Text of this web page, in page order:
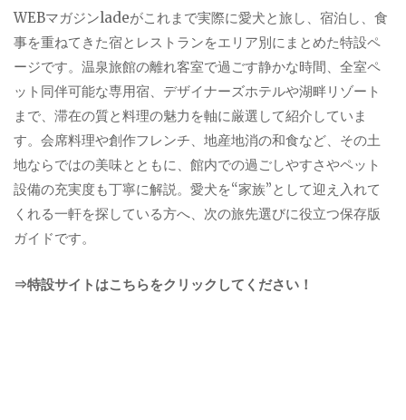
WEBマガジンladeがこれまで実際に愛犬と旅し、宿泊し、食
事を重ねてきた宿とレストランをエリア別にまとめた特設ペ
ージです。温泉旅館の離れ客室で過ごす静かな時間、全室ペ
ット同伴可能な専用宿、デザイナーズホテルや湖畔リゾート
まで、滞在の質と料理の魅力を軸に厳選して紹介していま
す。会席料理や創作フレンチ、地産地消の和食など、その土
地ならではの美味とともに、館内での過ごしやすさやペット
設備の充実度も丁寧に解説。愛犬を“家族”として迎え入れて
くれる一軒を探している方へ、次の旅先選びに役立つ保存版
ガイドです。
⇒特設サイトはこちらをクリックしてください！